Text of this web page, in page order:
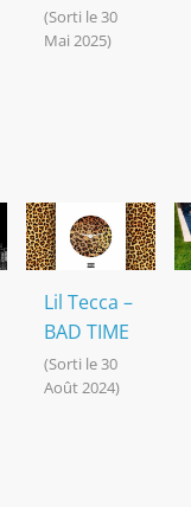
(Sorti le 30
Mai 2025)
Lil Tecca –
BAD TIME
(Sorti le 30
Août 2024)